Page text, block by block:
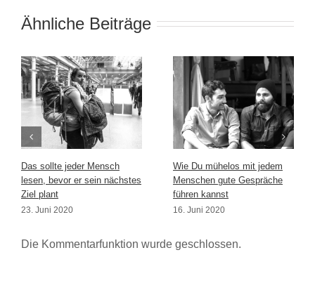
Ähnliche Beiträge
Das sollte jeder Mensch
lesen, bevor er sein nächstes
Ziel plant
23. Juni 2020
Wie Du mühelos mit jedem
Menschen gute Gespräche
führen kannst
16. Juni 2020
Die Kommentarfunktion wurde geschlossen.